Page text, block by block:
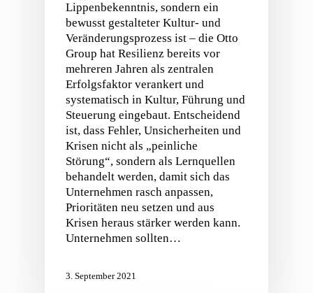
Lippenbekenntnis, sondern ein
bewusst gestalteter Kultur‑ und
Veränderungsprozess ist – die Otto
Group hat Resilienz bereits vor
mehreren Jahren als zentralen
Erfolgsfaktor verankert und
systematisch in Kultur, Führung und
Steuerung eingebaut. Entscheidend
ist, dass Fehler, Unsicherheiten und
Krisen nicht als „peinliche
Störung“, sondern als Lernquellen
behandelt werden, damit sich das
Unternehmen rasch anpassen,
Prioritäten neu setzen und aus
Krisen heraus stärker werden kann.
Unternehmen sollten…
3. September 2021